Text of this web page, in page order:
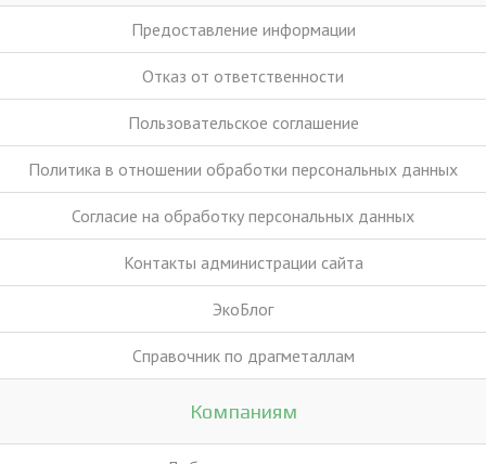
Предоставление информации
Отказ от ответственности
Пользовательское соглашение
Политика в отношении обработки персональных данных
Согласие на обработку персональных данных
Контакты администрации сайта
ЭкоБлог
Справочник по драгметаллам
Компаниям